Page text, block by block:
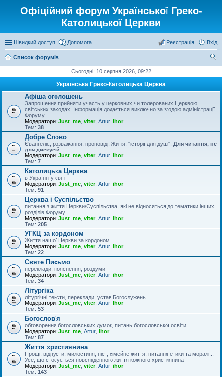
Офіційний форум Української Греко-
Католицької Церкви
Швидкий доступ Допомога Вхід
Реєстрація
Список форумів
Сьогодні: 10 серпня 2026, 09:22
Українська Греко-Католицька Церква
Афіша оголошень
Запрошення прийняти участь у церковних чи толерованих Церквою
світських заходах. Інформація додається виключно за згодою адміністрації
Форуму.
Модератори: Just_me viter, Artur ihor
Тем: 38
Добре Слово
Євангеліє, розважання, проповіді, Житія, "історії для душі". Для читання, не
для дискусій
Модератори: Just_me viter, Artur ihor
Тем: 7
Католицька Церква
в Україні і у світі
Модератори: Just_me viter, Artur ihor
Тем: 91
Церква і Суспільство
питання з життя Церкви/Суспільства, які не відносяться до тематики інших
розділів Форуму
Модератори: Just_me viter, Artur ihor
Тем: 205
УГКЦ за кордоном
Життя нашої Церкви за кордоном
Модератори: Just_me viter, Artur ihor
Тем: 22
Святе Письмо
переклади, пояснення, роздуми
Модератори: Just_me viter, Artur ihor
Тем: 34
Літургіка
літургічні тексти, переклади, устав Богослужень
Модератори: Just_me viter, Artur ihor
Тем: 53
Богослов'я
обговорення богословських думок, питань богословської освіти
Модератори: Just_me Artur ihor
Тем: 87
Життя християнина
Прощі, відпусти, милостиня, піст, сімейне життя, питання етики та моралі...
Усе, що стосується повсякденного життя кожного християнина
Модератори: Just_me viter, Artur ihor
Тем: 143